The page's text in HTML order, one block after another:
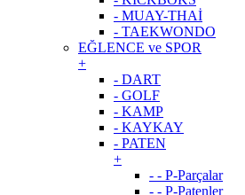
- MUAY-THAİ
- TAEKWONDO
EĞLENCE ve SPOR
+
- DART
- GOLF
- KAMP
- KAYKAY
- PATEN
+
- - P-Parçalar
- - P-Patenler